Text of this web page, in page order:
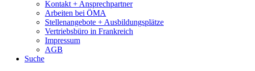
Kontakt + Ansprechpartner
Arbeiten bei ÖMA
Stellenangebote + Ausbildungsplätze
Vertriebsbüro in Frankreich
Impressum
AGB
Suche